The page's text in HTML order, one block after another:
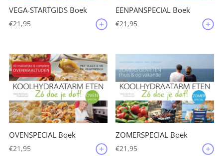
VEGA-STARTGIDS Boek
€21,95
EENPANSPECIAL Boek
€21,95
OVENSPECIAL Boek
€21,95
ZOMERSPECIAL Boek
€21,95